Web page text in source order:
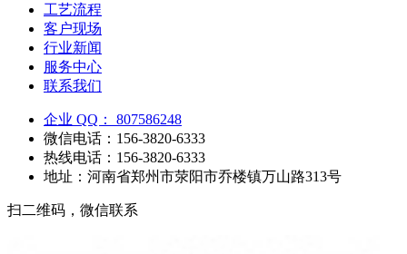
工艺流程
客户现场
行业新闻
服务中心
联系我们
企业 QQ： 807586248
微信电话：156-3820-6333
热线电话：156-3820-6333
地址：河南省郑州市荥阳市乔楼镇万山路313号
扫二维码，微信联系